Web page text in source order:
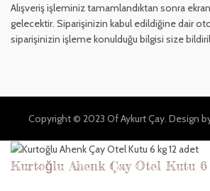
Alışveriş işleminiz tamamlandıktan sonra
gelecektir. Siparişinizin kabul edildiğine dair
siparişinizin işleme konulduğu bilgisi size
Copyright © 2023 Of Aykurt Çay. Design
Kurtoğlu Ahenk Çay Otel Kutu 6